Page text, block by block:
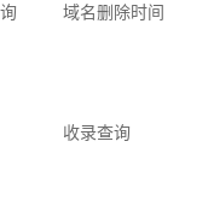
域名删除时间
收录查询